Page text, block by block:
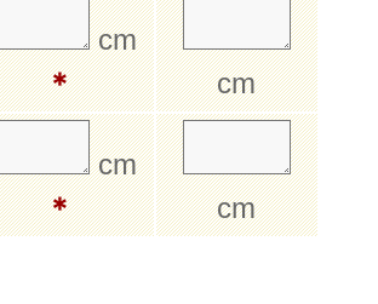
cm
＊
cm
cm
＊
cm